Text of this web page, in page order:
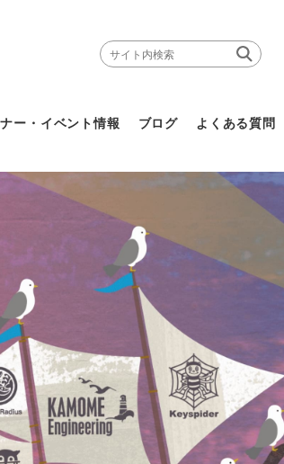
ー・イベント情報 ブログ よくある質問